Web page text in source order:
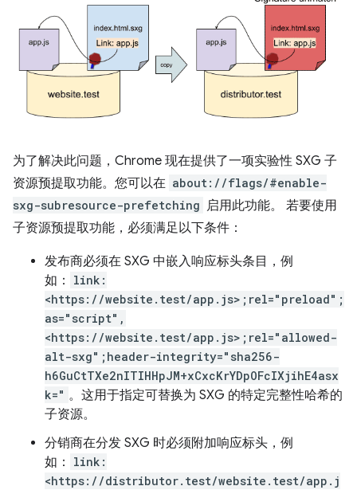
为了解决此问题，Chrome 现在提供了一项实验性 SXG 子
资源预提取功能。您可以在 about://flags/#enable-
sxg-subresource-prefetching 启用此功能。 若要使用
子资源预提取功能，必须满足以下条件：
发布商必须在 SXG 中嵌入响应标头条目，例
如：
link:
<https://website.test/app.js>;rel="preload";
as="script",
<https://website.test/app.js>;rel="allowed-
alt-sxg";header-integrity="sha256-
h6GuCtTXe2nITIHHpJM+xCxcKrYDpOFcIXjihE4asx
k=" 。这用于指定可替换为 SXG 的特定完整性哈希的
子资源。
分销商在分发 SXG 时必须附加响应标头，例
如：
link:
<https://distributor.test/website.test/app.j